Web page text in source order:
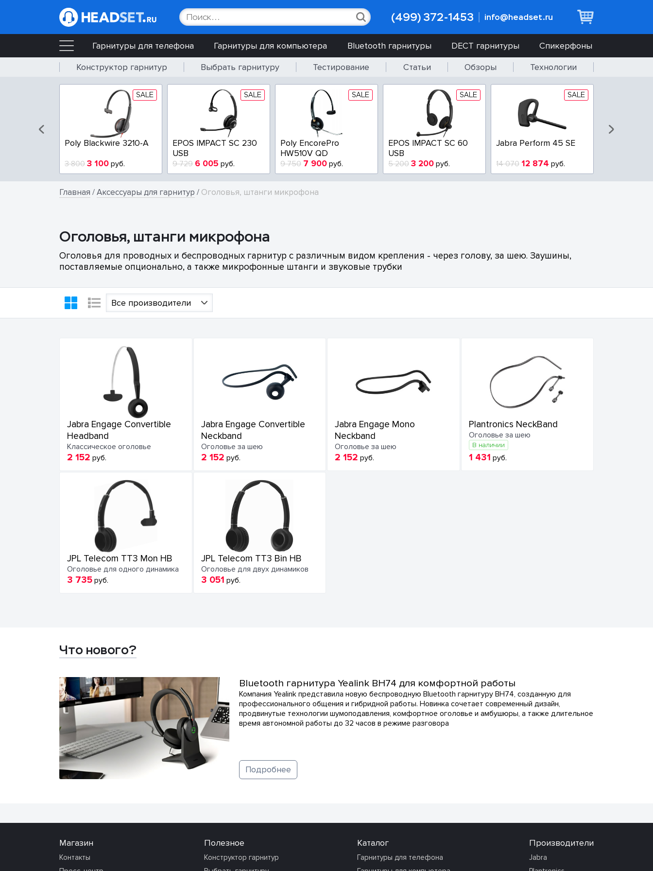
(499) 372-1453 info@headset.ru
Гарнитуры для телефона Гарнитуры для компьютера Bluetooth гарнитуры DECT гарнитуры
Спикерфоны
Конструктор гарнитур
Выбрать гарнитуру Тестирование Статьи Обзоры Технологии
SALE
Poly Blackwire 3210-A
3 800 3 100 руб.
SALE
EPOS IMPACT SC 230
USB
9 729 6 005 руб.
SALE
Poly EncorePro
HW510V QD
9 750 7 900 руб.
SALE
EPOS IMPACT SC 60
USB
5 200 3 200 руб.
SALE
Jabra Perform 45 SE
14 070 12 874 руб.
Главная /Аксессуары для гарнитур / Оголовья, штанги микрофона
Оголовья, штанги микрофона
Оголовья для проводных и беспроводных гарнитур с различным видом крепления - через голову, за шею. Заушины,
поставляемые опционально, а также микрофонные штанги и звуковые трубки
Все производители
Jabra Engage Convertible
Headband
Классическое оголовье
2 152 руб.
Jabra Engage Convertible
Neckband
Оголовье за шею
2 152 руб.
Jabra Engage Mono
Neckband
Оголовье за шею
2 152 руб.
Plantronics NeckBand
Оголовье за шею
В наличии
1 431 руб.
JPL Telecom TT3 Mon HB
Оголовье для одного динамика
3 735 руб.
JPL Telecom TT3 Bin HB
Оголовье для двух динамиков
3 051 руб.
Что нового?
Bluetooth гарнитура Yealink BH74 для комфортной работы
Компания Yealink представила новую беспроводную Bluetooth гарнитуру BH74, созданную для
профессионального общения и гибридной работы. Новинка сочетает современный дизайн,
продвинутые технологии шумоподавления, комфортное оголовье и амбушюры, а также длительное
время автономной работы до 32 часов в режиме разговора
Подробнее
Магазин
Контакты
Полезное
Конструктор гарнитур
Каталог
Гарнитуры для телефона
Производители
Jabra